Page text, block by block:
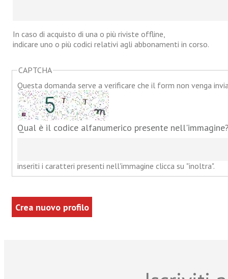
In caso di acquisto di una o più riviste offline,
indicare uno o più codici relativi agli abbonamenti in corso.
CAPTCHA
Questa domanda serve a verificare che il form non venga
Qual è il codice alfanumerico presente
inseriti i caratteri presenti nell'immagine clicca su "inoltra".